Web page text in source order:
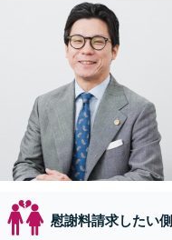
慰謝料請求したい側